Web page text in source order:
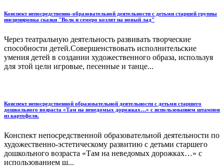
Конспект непосредственно-образовательной деятельности с детьми старшей группы
инсценировка сказки "Волк и семеро козлят на новый лад"
Через театральную деятельность развивать творческие
способности детей.Совершенствовать исполнительские
умения детей в создании художественного образа, используя
для этой цели игровые, песенные и танце...
Конспект непосредственной образовательной деятельности с детьми старшего
дошкольного возраста «Там на неведомых дорожках…» с использованием штампов
из картофеля.
Конспект непосредственной образовательной деятельности по
художественно-эстетическому развитию с детьми старшего
дошкольного возраста «Там на неведомых дорожках…» с
использованием ш...